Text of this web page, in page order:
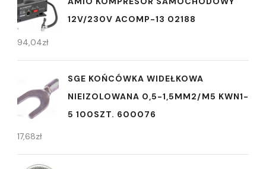
12V/230V ACOMP-13 02188
94,04zł
SGE KOŃCÓWKA WIDEŁKOWA
NIEIZOLOWANA 0,5-1,5MM2/M5 KWN1-
5 100SZT. 600076
17,68zł